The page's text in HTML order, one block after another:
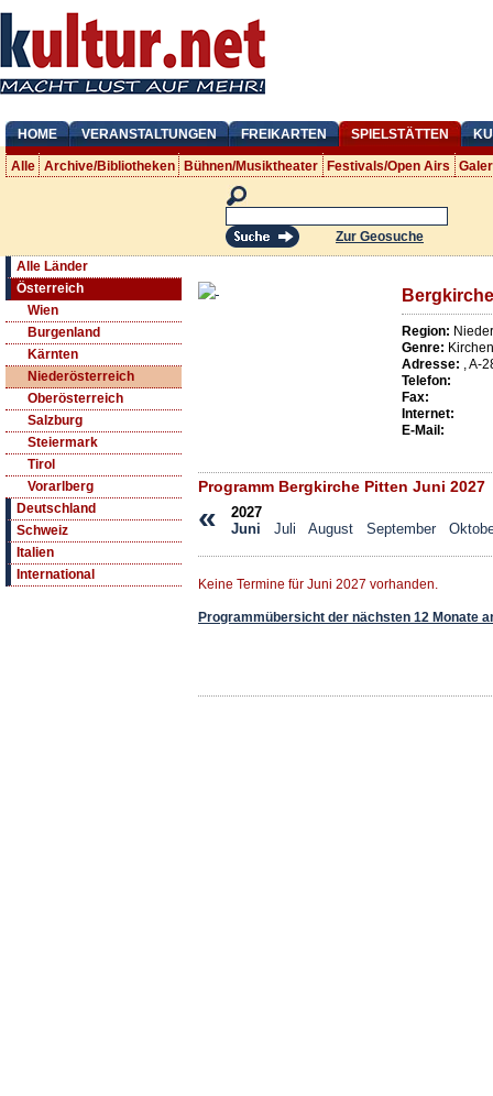
HOME VERANSTALTUNGEN FREIKARTEN SPIELSTÄTTEN
Alle Archive/Bibliotheken Bühnen/Musiktheater Festivals/Open Airs
Zur Geosuche
Alle Länder
Österreich
Wien
Burgenland
Kärnten
Niederösterreich
Oberösterreich
Salzburg
Steiermark
Tirol
Vorarlberg
Deutschland
Schweiz
Italien
International
Region:
Genre: Kirchen
Adresse: ,A-
Telefon:
Fax:
Internet:
E-Mail:
Programm Bergkirche Pitten Juni 2027
«
2027
Juni
Juli August September
Keine Termine für Juni 2027 vorhanden.
Programmübersicht der nächsten 12 Monate